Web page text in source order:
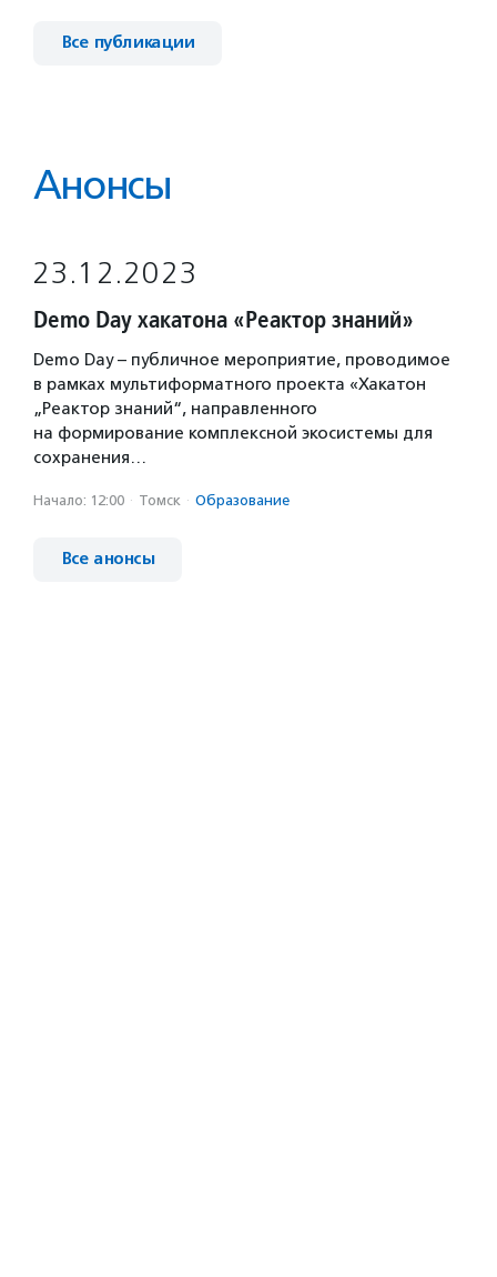
Все публикации
Анонсы
23.12.2023
Demo Day хакатона «Реактор знаний»
Demo Day – публичное мероприятие, проводимое
в рамках мультиформатного проекта «Хакатон
„Реактор знаний“, направленного
на формирование комплексной экосистемы для
сохранения…
Начало: 12:00 · Томск · Образование
Все анонсы